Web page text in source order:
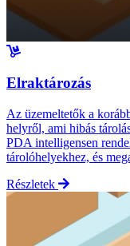
Elraktározás
Az üzemeltetők a
helyről, ami hibás
PDA intelligensen
tárolóhelyekhez, és
Részletek